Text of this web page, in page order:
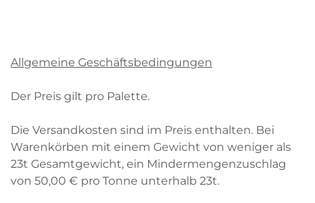
Allgemeine Geschäftsbedingungen
Der Preis gilt pro Palette.
Die Versandkosten sind im Preis enthalten. Bei
Warenkörben mit einem Gewicht von weniger als
23t Gesamtgewicht, ein Mindermengenzuschlag
von 50,00 € pro Tonne unterhalb 23t.